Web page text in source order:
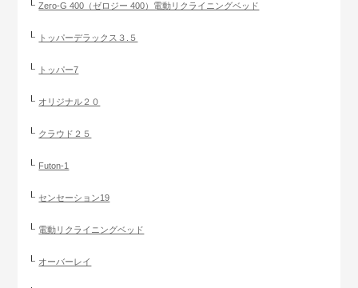
Zero-G 400（ゼロジー 400）電動リクライニングベッド
トッパーデラックス３.５
トッパー7
オリジナル２０
クラウド２５
Futon-1
センセーション19
電動リクライニングベッド
オーバーレイ